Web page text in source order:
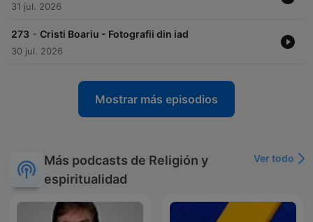
31 jul. 2026
273 - Cristi Boariu - Fotografii din iad
30 jul. 2026
Mostrar más episodios
Más podcasts de Religión y
espiritualidad
Ver todo